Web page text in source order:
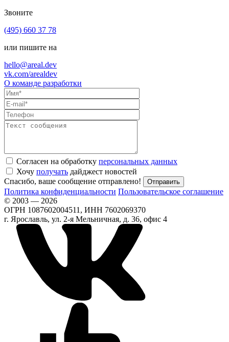
Звоните
(495) 660 37 78
или пишите на
hello@areal.dev
vk.com/arealdev
О команде разработки
Согласен на обработку персональных данных
Хочу получать дайджест новостей
Спасибо, ваше сообщение отправлено!
Политика конфиденциальности Пользовательское соглашение
© 2003 — 2026
ОГРН 1087602004511, ИНН 7602069370
г. Ярославль, ул. 2-я Мельничная, д. 36, офис 4